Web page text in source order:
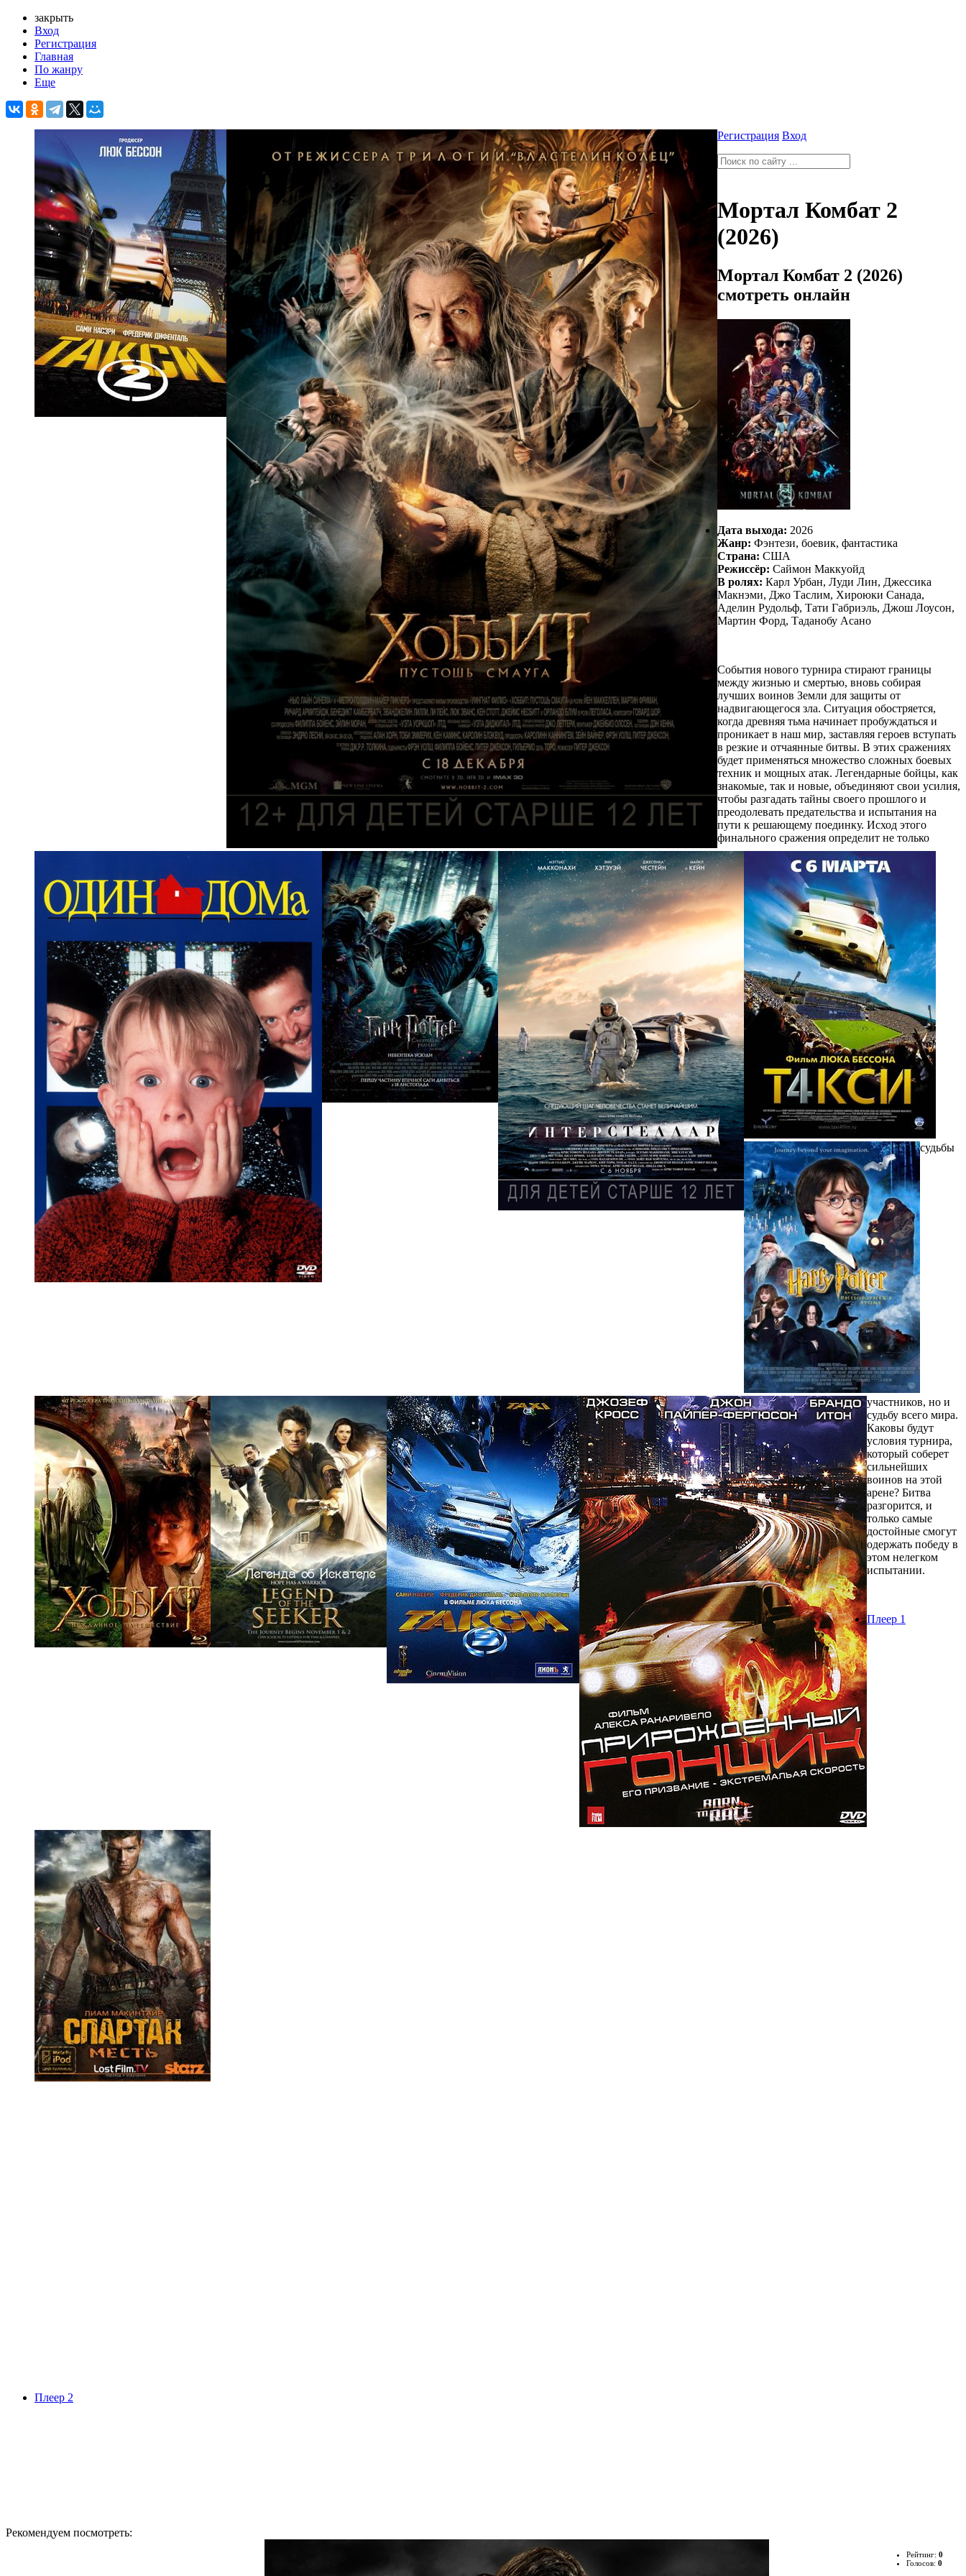
закрыть
Вход
Регистрация
Главная
По жанру
Еще
Регистрация Вход
Мортал Комбат 2
(2026)
Мортал Комбат 2 (2026)
смотреть онлайн
Дата выхода: 2026
Жанр: Фэнтези, боевик, фантастика
Страна: США
Режиссёр: Саймон Маккуойд
В ролях: Карл Урбан, Луди Лин, Джессика
Макнэми, Джо Таслим, Хироюки Санада,
Аделин Рудольф, Тати Габриэль, Джош Лоусон,
Мартин Форд, Таданобу Асано
События нового турнира стирают границы
между жизнью и смертью, вновь собирая
лучших воинов Земли для защиты от
надвигающегося зла. Ситуация обостряется,
когда древняя тьма начинает пробуждаться и
проникает в наш мир, заставляя героев вступать
в резкие и отчаянные битвы. В этих сражениях
будет применяться множество сложных боевых
техник и мощных атак. Легендарные бойцы, как
знакомые, так и новые, объединяют свои усилия,
чтобы разгадать тайны своего прошлого и
преодолевать предательства и испытания на
пути к решающему поединку. Исход этого
финального сражения определит не только
судьбы
участников, но и
судьбу всего мира.
Каковы будут
условия турнира,
который соберет
сильнейших
воинов на этой
арене? Битва
разгорится, и
только самые
достойные смогут
одержать победу в
этом нелегком
испытании.
Плеер 1
Плеер 2
Рекомендуем посмотреть:
Рейтинг: 0
Голосов: 0